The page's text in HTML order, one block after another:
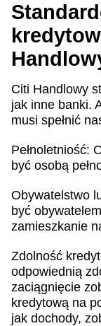
Citi Handlowy
jak inne banki.
musi spełnić
Pełnoletniość:
być osobą
Obywatelstwo
być
zamieszkanie
Zdolność
odpowiednią
zaciągnięcie
kredytową na
jak dochody,